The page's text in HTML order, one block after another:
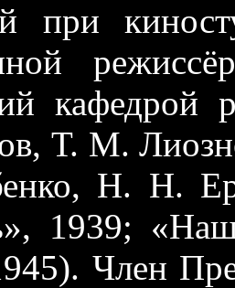
при
Т. М.
Н. Н.
1939;
Член